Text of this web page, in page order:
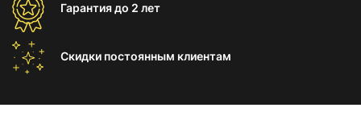
Гарантиядо 2 лет
Скидки постоянным клиентам